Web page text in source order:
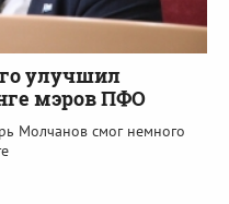
улучшил
мэров ПФО
Молчанов смог немного